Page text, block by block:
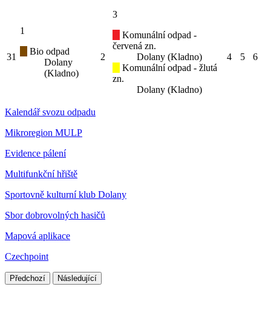
31
1
Bio odpad
Dolany
(Kladno)
2
3
Komunální odpad -
červená zn.
Dolany (Kladno)
Komunální odpad - žlutá
zn.
Dolany (Kladno)
4 5 6
Kalendář svozu odpadu
Mikroregion MULP
Evidence pálení
Multifunkční hřiště
Sportovně kulturní klub Dolany
Sbor dobrovolných hasičů
Mapová aplikace
Czechpoint
Předchozí Následující